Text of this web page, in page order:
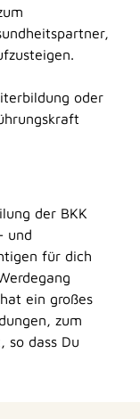
oder
der BKK
und
für dich
ein großes
zum
so dass Du